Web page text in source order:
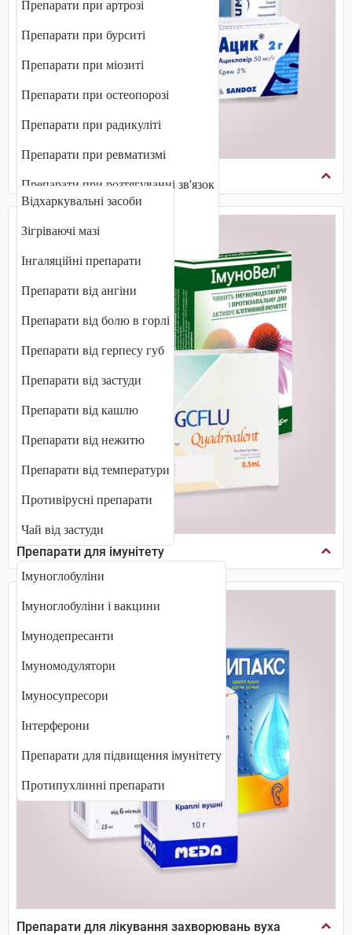
Препарати при артрозі
Препарати при бурситі
Препарати при міозиті
Препарати при остеопорозі
Препарати при радикуліті
Препарати при ревматизмі
Препарати при розтягуванні зв'язок
Відхаркувальні засоби
Зігріваючі мазі
Інгаляційні препарати
Препарати від ангіни
Препарати від болю в горлі
Препарати від герпесу губ
Препарати від застуди
Препарати від кашлю
Препарати від нежитю
Препарати від температури
Противірусні препарати
Чай від застуди
Препарати для імунітету
Імуноглобуліни
Імуноглобуліни і вакцини
Імунодепресанти
Імуномодулятори
Імуносупресори
Інтерферони
Препарати для підвищення імунітету
Протипухлинні препарати
Препарати для лікування захворювань вуха